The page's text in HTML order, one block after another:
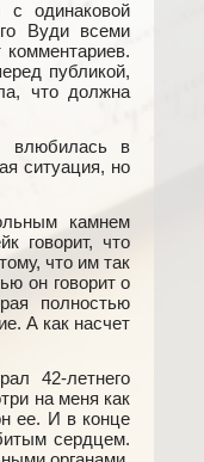
с одинаковой
Вуди всеми
публикой,
что должна
влюбилась в
ситуация, но
камнем
говорит, что
что им так
он говорит о
полностью
А как насчет
42-летнего
на меня как
ее. И в конце
сердцем.